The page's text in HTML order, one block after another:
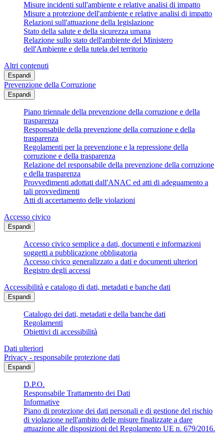
Misure incidenti sull'ambiente e relative analisi di impatto
Misure a protezione dell'ambiente e relative analisi di impatto
Relazioni sull'attuazione della legislazione
Stato della salute e della sicurezza umana
Relazione sullo stato dell'ambiente del Ministero
dell'Ambiente e della tutela del territorio
Altri contenuti
Espandi
Prevenzione della Corruzione
Espandi
Piano triennale della prevenzione della corruzione e della
trasparenza
Responsabile della prevenzione della corruzione e della
trasparenza
Regolamenti per la prevenzione e la repressione della
corruzione e della trasparenza
Relazione del responsabile della prevenzione della corruzione
e della trasparenza
Provvedimenti adottati dall'ANAC ed atti di adeguamento a
tali provvedimenti
Atti di accertamento delle violazioni
Accesso civico
Espandi
Accesso civico semplice a dati, documenti e informazioni
soggetti a pubblicazione obbligatoria
Accesso civico generalizzato a dati e documenti ulteriori
Registro degli accessi
Accessibilità e catalogo di dati, metadati e banche dati
Espandi
Catalogo dei dati, metadati e della banche dati
Regolamenti
Obiettivi di accessibilità
Dati ulteriori
Privacy - responsabile protezione dati
Espandi
D.P.O.
Responsabile Trattamento dei Dati
Informative
Piano di protezione dei dati personali e di gestione del rischio
di violazione nell'ambito delle misure finalizzate a dare
attuazione alle disposizioni del Regolamento UE n. 679/2016.